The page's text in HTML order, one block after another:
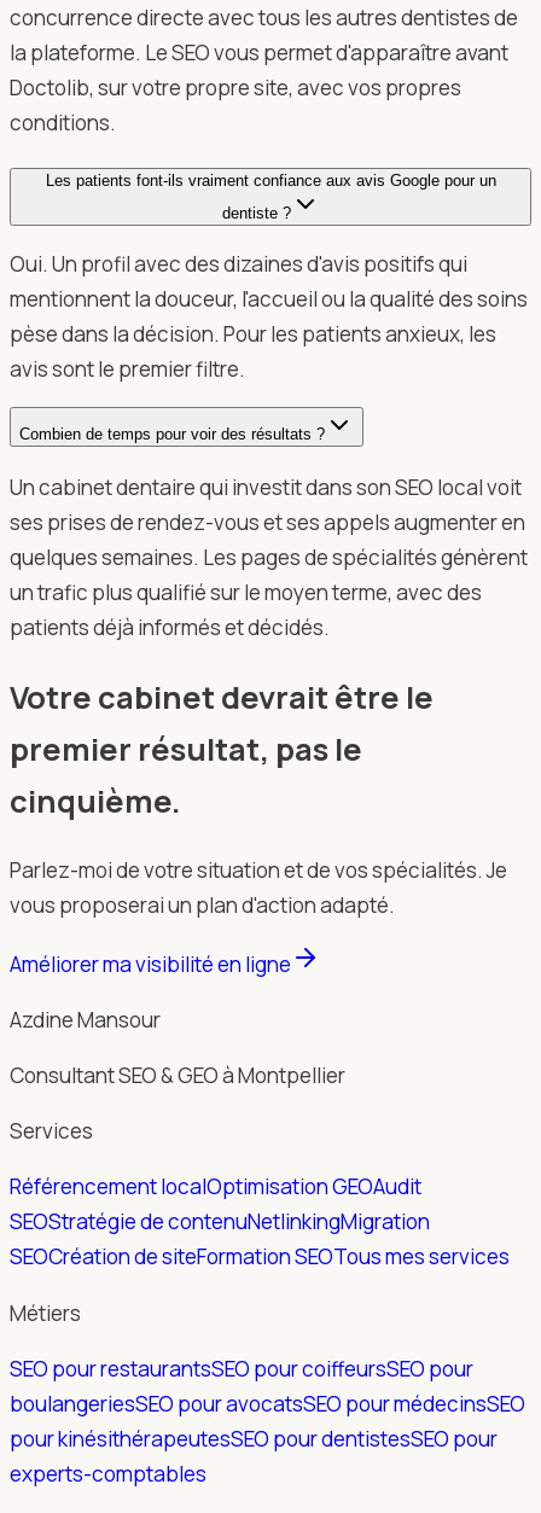
concurrence directe avec tous les autres dentistes de
la plateforme. Le SEO vous permet d'apparaître avant
Doctolib, sur votre propre site, avec vos propres
conditions.
Les patients font-ils vraiment confiance aux avis Google pour un
dentiste ?
Oui. Un profil avec des dizaines d'avis positifs qui
mentionnent la douceur, l'accueil ou la qualité des soins
pèse dans la décision. Pour les patients anxieux, les
avis sont le premier filtre.
Combien de temps pour voir des résultats ?
Un cabinet dentaire qui investit dans son SEO local voit
ses prises de rendez-vous et ses appels augmenter en
quelques semaines. Les pages de spécialités génèrent
un trafic plus qualifié sur le moyen terme, avec des
patients déjà informés et décidés.
Votre cabinet devrait être le
premier résultat, pas le
cinquième.
Parlez-moi de votre situation et de vos spécialités. Je
vous proposerai un plan d'action adapté.
Améliorer ma visibilité en ligne
Azdine Mansour
Consultant SEO & GEO à Montpellier
Services
Référencement localOptimisation GEOAudit
SEOStratégie de contenuNetlinkingMigration
SEOCréation de siteFormation SEOTous mes services
Métiers
SEO pour restaurantsSEO pour coiffeursSEO pour
boulangeriesSEO pour avocatsSEO pour médecinsSEO
pour kinésithérapeutesSEO pour dentistesSEO pour
experts-comptables